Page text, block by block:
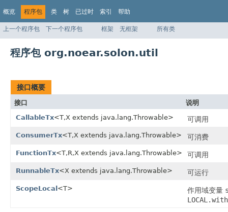
概览 程序包 类 树 已过时 索引 帮助
上一个程序包 下一个程序包 框架 无框架 所有类
程序包 org.noear.solon.util
接口概要
接口
说明
CallableTx<T,X extends java.lang.Throwable> 可调用
ConsumerTx<T,X extends java.lang.Throwable> 可消费
FunctionTx<T,R,X extends java.lang.Throwable> 可调用
RunnableTx<X extends java.lang.Throwable> 可运行
ScopeLocal<T> 作用域变量